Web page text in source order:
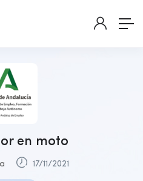
en moto
17/11/2021